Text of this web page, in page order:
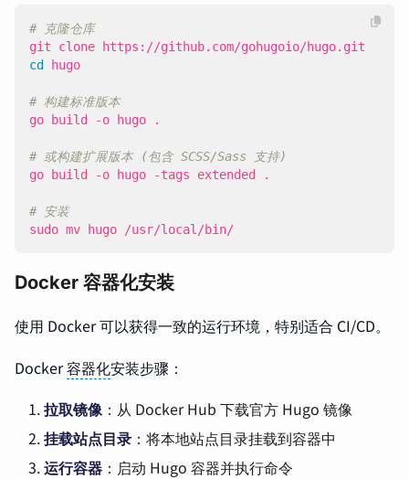
# 克隆仓库
cd
# 构建标准版本
# 或构建扩展版本 (包含 SCSS/Sass 支持)
# 安装
sudo mv hugo /usr/local/bin/
Docker 容器化安装
使用 Docker 可以获得一致的运行环境，特别适合 CI/CD。
Docker容器化安装步骤：
拉取镜像：从 Docker Hub 下载官方 Hugo 镜像
挂载站点目录 ：将本地站点目录挂载到容器中
运行容器 ：启动 Hugo 容器并执行命令